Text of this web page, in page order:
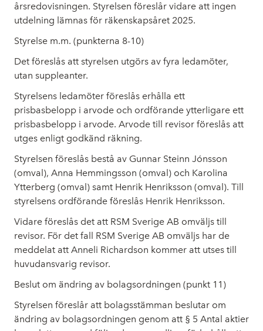
årsredovisningen. Styrelsen föreslår vidare att ingen
utdelning lämnas för räkenskapsåret 2025.
Styrelse m.m. (punkterna 8-10)
Det föreslås att styrelsen utgörs av fyra ledamöter,
utan suppleanter.
Styrelsens ledamöter föreslås erhålla ett
prisbasbelopp i arvode och ordförande ytterligare ett
prisbasbelopp i arvode. Arvode till revisor föreslås att
utges enligt godkänd räkning.
Styrelsen föreslås bestå av Gunnar Steinn Jónsson
(omval), Anna Hemmingsson (omval) och Karolina
Ytterberg (omval) samt Henrik Henriksson (omval). Till
styrelsens ordförande föreslås Henrik Henriksson.
Vidare föreslås det att RSM Sverige AB omväljs till
revisor. För det fall RSM Sverige AB omväljs har de
meddelat att Anneli Richardson kommer att utses till
huvudansvarig revisor.
Beslut om ändring av bolagsordningen (punkt 11)
Styrelsen föreslår att bolagsstämman beslutar om
ändring av bolagsordningen genom att § 5 Antal aktier